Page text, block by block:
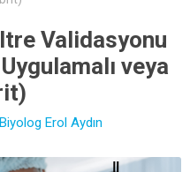
Validasyonu
veya
Erol Aydın